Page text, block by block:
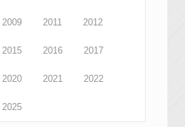
2009 2011 2012
2015 2016 2017
2020 2021 2022
2025